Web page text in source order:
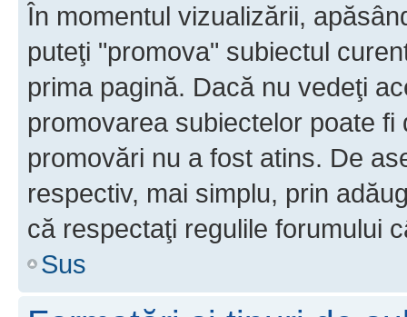
În momentul vizualizării,
puteţi "promova" subiectul
prima pagină. Dacă nu vedeţi
promovarea subiectelor poate
promovări nu a fost atins. De
respectiv, mai simplu, prin
că respectaţi regulile forumului
Sus